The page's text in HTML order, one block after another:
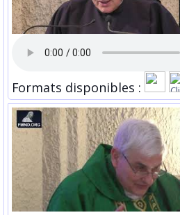
Formats disponibles :